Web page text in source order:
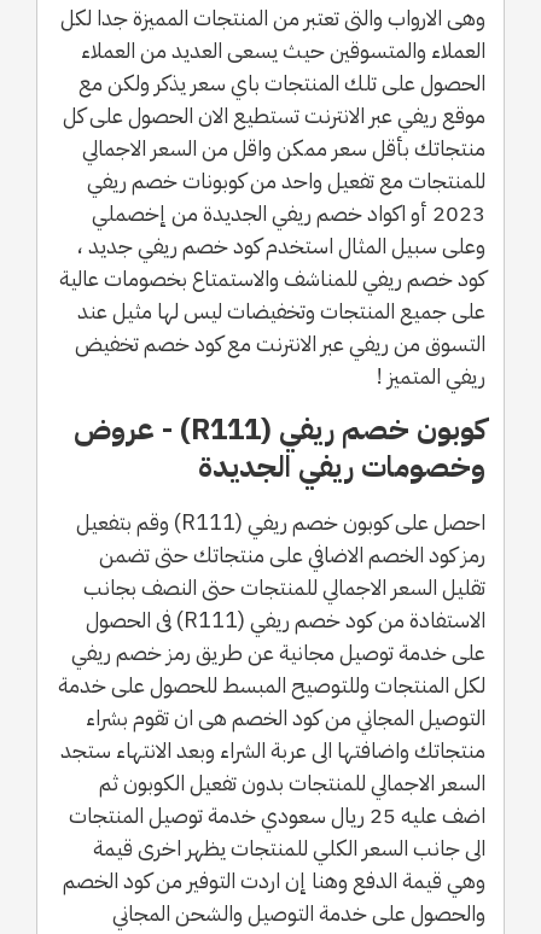
وهى الارواب والتى تعتبر من المنتجات المميزة جدا لكل
العملاء والمتسوقين حيث يسعى العديد من العملاء
الحصول على تلك المنتجات باي سعر يذكر ولكن مع
موقع ريفي عبر الانترنت تستطيع الان الحصول على كل
منتجاتك بأقل سعر ممكن واقل من السعر الاجمالي
للمنتجات مع تفعيل واحد من كوبونات خصم ريفي
2023 أو اكواد خصم ريفي الجديدة من إخصملي
وعلى سبيل المثال استخدم كود خصم ريفي جديد ،
كود خصم ريفي للمناشف والاستمتاع بخصومات عالية
على جميع المنتجات وتخفيضات ليس لها مثيل عند
التسوق من ريفي عبر الانترنت مع كود خصم تخفيض
ريفي المتميز !
كوبون خصم ريفي (R111) - عروض
وخصومات ريفي الجديدة
احصل على كوبون خصم ريفي (R111) وقم بتفعيل
رمز كود الخصم الاضافي على منتجاتك حتى تضمن
تقليل السعر الاجمالي للمنتجات حتى النصف بجانب
الاستفادة من كود خصم ريفي (R111) فى الحصول
على خدمة توصيل مجانية عن طريق رمز خصم ريفي
لكل المنتجات وللتوصيح المبسط للحصول على خدمة
التوصيل المجاني من كود الخصم هى ان تقوم بشراء
منتجاتك واضافتها الى عربة الشراء وبعد الانتهاء ستجد
السعر الاجمالي للمنتجات بدون تفعيل الكوبون ثم
اضف عليه 25 ريال سعودي خدمة توصيل المنتجات
الى جانب السعر الكلي للمنتجات يظهر اخرى قيمة
وهي قيمة الدفع وهنا إن اردت التوفير من كود الخصم
والحصول على خدمة التوصيل والشحن المجاني